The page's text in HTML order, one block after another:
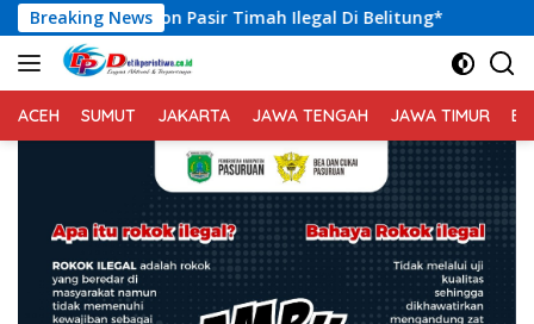
Langsung
ke
konten
Breaking News
Timah Ilegal Di Belitung* Kadis Kominfo
ACEH SUMUT JAKARTA JAWA TENGAH JAWA TIMUR